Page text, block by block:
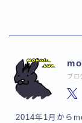
ブロ
2014年1月から